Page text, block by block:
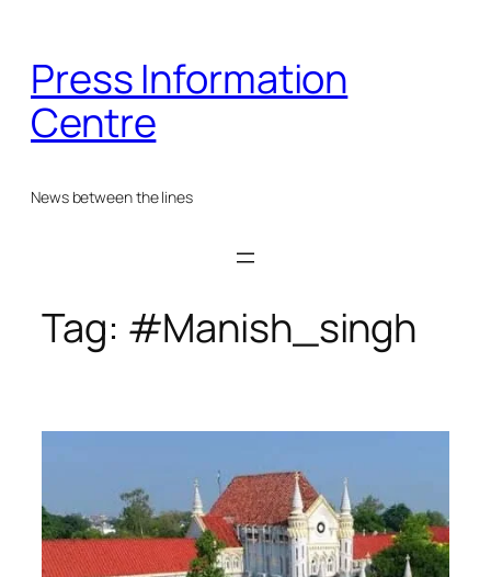
content
Press Information
Centre
News between the lines
Tag: #Manish_singh